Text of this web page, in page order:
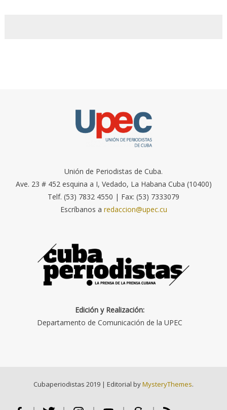
Unión de Periodistas de Cuba.
Ave. 23 # 452 esquina a I, Vedado, La Habana Cuba (10400)
Telf. (53) 7832 4550 | Fax: (53) 7333079
Escríbanos a redaccion@upec.cu
Edición y Realización:
Departamento de Comunicación de la UPEC
Cubaperiodistas 2019 | Editorial byMysteryThemes.